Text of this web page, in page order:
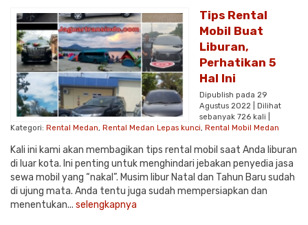
Tips Rental
Mobil Buat
Liburan,
Perhatikan 5
Hal Ini
Dipublish pada 29
Agustus 2022 | Dilihat
sebanyak 726 kali |
Kategori: Rental Medan, Rental Medan Lepas kunci, Rental Mobil Medan
Kali ini kami akan membagikan tips rental mobil saat Anda liburan
di luar kota. Ini penting untuk menghindari jebakan penyedia jasa
sewa mobil yang “nakal”. Musim libur Natal dan Tahun Baru sudah
di ujung mata. Anda tentu juga sudah mempersiapkan dan
menentukan... selengkapnya